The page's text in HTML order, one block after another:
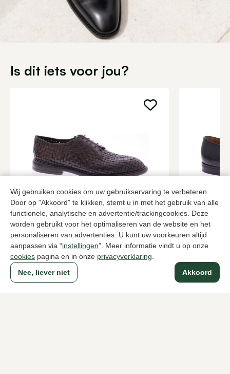
Wij gebruiken cookies om uw gebruikservaring te verbeteren.
Door op "Akkoord" te klikken, stemt u in met het gebruik van alle
functionele, analytische en advertentie/trackingcookies. Deze
worden gebruikt voor het optimaliseren van de website en het
personaliseren van advertenties. U kunt uw voorkeuren altijd
aanpassen via “instellingen”. Meer informatie vindt u op onze
cookies pagina en in onze privacyverklaring
Akkoord
Nee, liever niet
Is dit iets voor jou?
Lemargo
Bruine veterschoenen heren
469,95
Corden's
Zwarte
269,95